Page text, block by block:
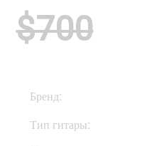
$700
Бренд:
Тип гитары: